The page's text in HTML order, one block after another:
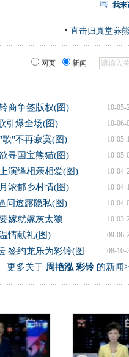
我来
直击归真堂养
网页 新闻
10-05-
商争签版权(图)
10-06-
引爆全场(图)
10-05-
"不再寂寞(图)
10-05-
寻国宝熊猫(图)
10-04-
演绎相亲相爱(图)
10-04-
浓郁乡村情(图)
10-04-
问透露隐私(图)
10-03-
嫁就嫁灰太狼
09-06-
情献礼(图)
08-10-
签约龙乐为彩铃(图
更多关于 周艳泓 彩铃的新闻